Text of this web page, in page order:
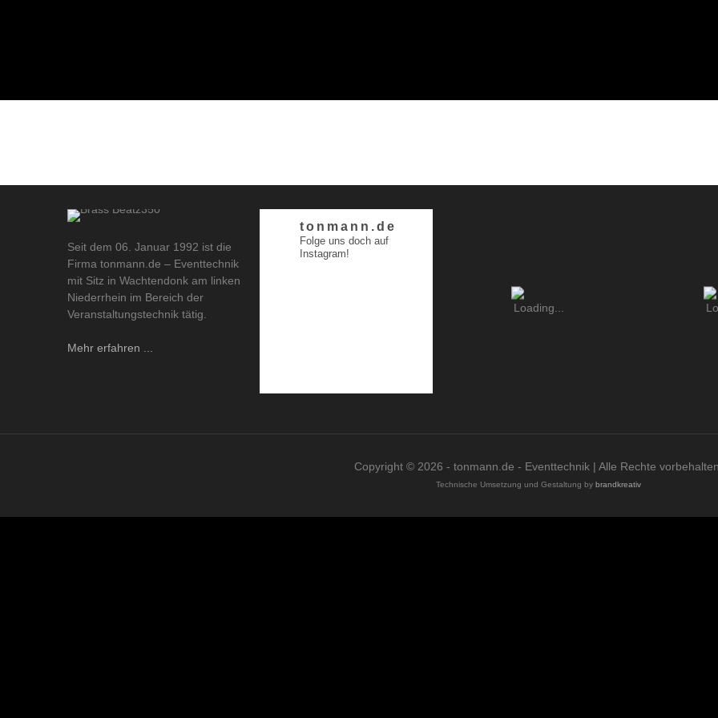
Seit dem 06. Januar 1992 ist die
Firma tonmann.de – Eventtechnik
mit Sitz in Wachtendonk am linken
Niederrhein im Bereich der
Veranstaltungstechnik tätig.
Mehr erfahren ...
tonmann.de
Folge uns doch auf
Instagram!
Copyright © 2026 - tonmann.de - Eventtechnik | Alle Rechte vorbehalten.
Technische Umsetzung und Gestaltung by brandkreativ